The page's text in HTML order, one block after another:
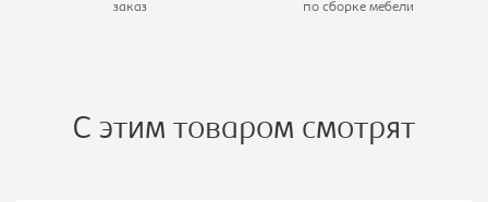
заказ
по сборке мебели
С этим товаром смотрят